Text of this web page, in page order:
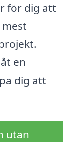
för dig att
en
dig att
utan